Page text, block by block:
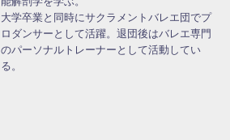
大学卒業と同時にサクラメントバレエ団でプ
ロダンサーとして活躍。退団後はバレエ専門
のパーソナルトレーナーとして活動してい
る。